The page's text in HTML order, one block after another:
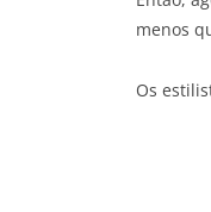
menos
Os